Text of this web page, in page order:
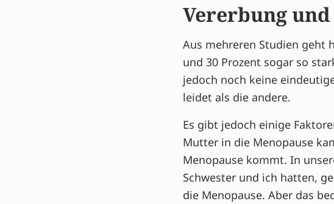
Vererbung
Aus mehreren Studien geht
und 30 Prozent sogar so
jedoch noch keine
leidet als die andere.
Es gibt jedoch einige
Mutter in die Menopause
Menopause kommt. In
Schwester und ich hatten,
die Menopause. Aber das